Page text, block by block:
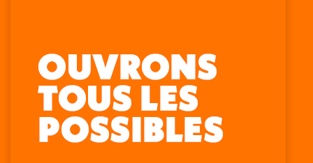
Retrouvez-nous sur :
Facebook
s'ouvre
La
page
X
s'ouvre
La
page
LinkedIn
s'ouvre
La
page
Instagram
s'ouvre